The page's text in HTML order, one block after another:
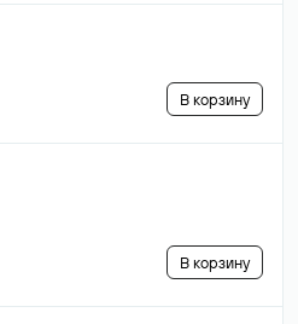
В корзину
В корзину